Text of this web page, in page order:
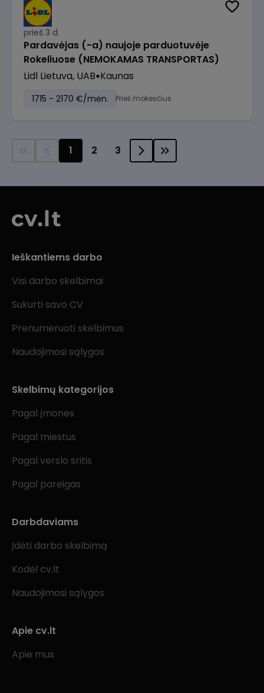
prieš 3 d.
Pardavėjas (-a) naujoje parduotuvėje
Rokeliuose (NEMOKAMAS TRANSPORTAS)
Lidl Lietuva, UAB Kaunas
1715 - 2170 €/mėn. Prieš mokesčius
1 2 3
Ieškantiems darbo
Visi darbo skelbimai
Sukurti savo CV
Prenumeruoti skelbimus
Naudojimosi sąlygos
Skelbimų kategorijos
Pagal įmones
Pagal miestus
Pagal verslo sritis
Pagal pareigas
Darbdaviams
Įdėti darbo skelbimą
Kodėl cv.lt
Naudojimosi sąlygos
Apie cv.lt
Apie mus